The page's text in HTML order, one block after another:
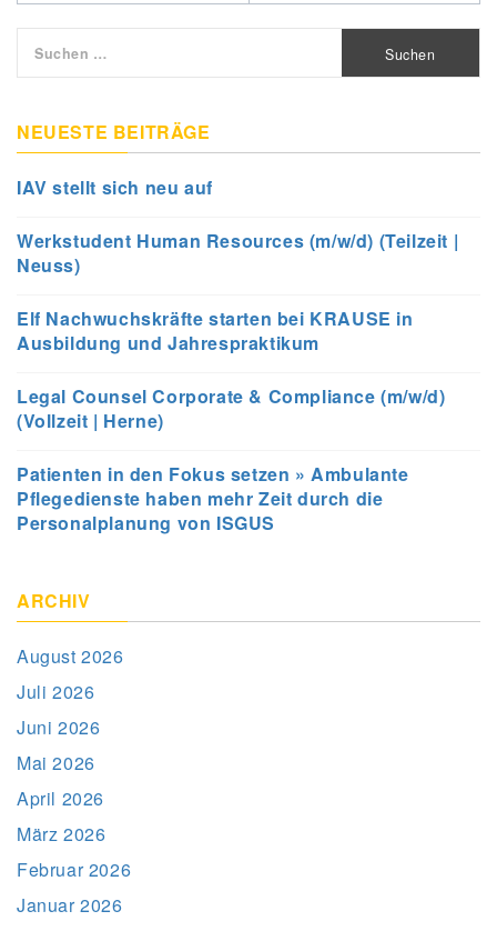
nach:
NEUESTE BEITRÄGE
IAV stellt sich neu auf
Werkstudent Human Resources (m/w/d) (Teilzeit |
Neuss)
Elf Nachwuchskräfte starten bei KRAUSE in
Ausbildung und Jahrespraktikum
Legal Counsel Corporate & Compliance (m/w/d)
(Vollzeit | Herne)
Patienten in den Fokus setzen » Ambulante
Pflegedienste haben mehr Zeit durch die
Personalplanung von ISGUS
ARCHIV
August 2026
Juli 2026
Juni 2026
Mai 2026
April 2026
März 2026
Februar 2026
Januar 2026